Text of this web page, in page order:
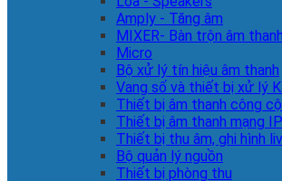
Amply - Tăng âm
MIXER- Bàn trộn âm thanh
Micro
Bộ xử lý tín hiệu âm thanh
Vang số và thiết bị xử lý
Thiết bị âm thanh công
Thiết bị âm thanh mạng IP
Thiết bị thu âm, ghi hình
Bộ quản lý nguồn
Thiết bị phòng thu